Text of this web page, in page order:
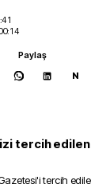
Paylaş
N
tercih
'i tercih